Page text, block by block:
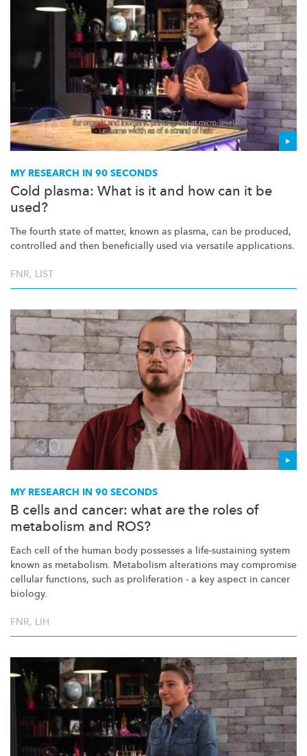
MY RESEARCH IN 90 SECONDS
Cold plasma: What is it and how can it be
used?
The fourth state of matter, known as plasma, can be produced,
controlled and then beneficially used via versatile applications.
FNR, LIST
MY RESEARCH IN 90 SECONDS
B cells and cancer: what are the roles of
metabolism and ROS?
Each cell of the human body possesses a life-sustaining system
known as metabolism. Metabolism alterations may compromise
cellular functions, such as proliferation - a key aspect in cancer
biology.
FNR, LIH